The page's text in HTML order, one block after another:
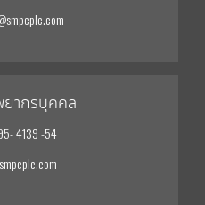
ยากรบุคคล
4139 -54